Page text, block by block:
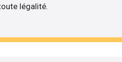
légalité.